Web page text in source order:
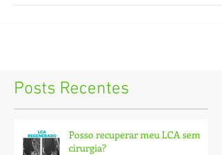
Posts Recentes
Posso recuperar meu LCA sem
cirurgia?